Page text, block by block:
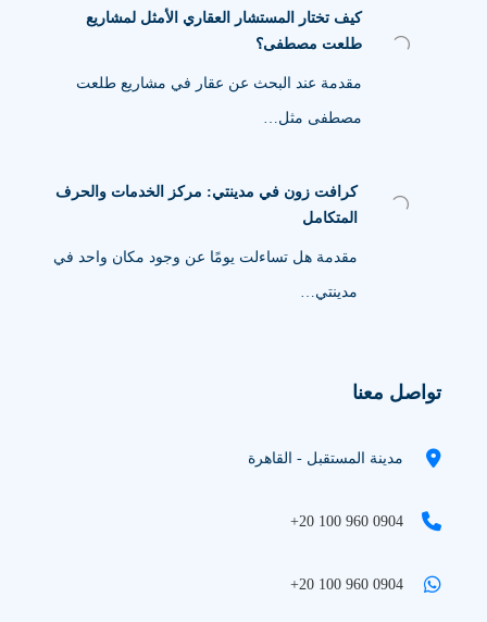
كيف تختار المستشار العقاري الأمثل لمشاريع
طلعت مصطفى؟
مقدمة عند البحث عن عقار في مشاريع طلعت
مصطفى مثل…
كرافت زون في مدينتي: مركز الخدمات والحرف
المتكامل
مقدمة هل تساءلت يومًا عن وجود مكان واحد في
مدينتي…
تواصل معنا
مدينة المستقبل - القاهرة
+20 100 960 0904
+20 100 960 0904